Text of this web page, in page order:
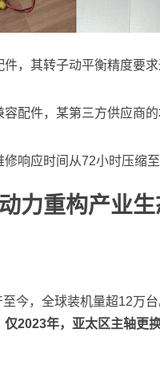
件，其转子动平衡精度要
容配件，某第三方供应商
修响应时间从72小时压缩
力重构产业生
今，全球装机量超12万
仅2023年，亚太区主轴更